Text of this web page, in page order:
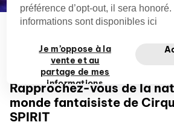
Cirque du Soleil SPIRIT
vous
Highlands d’Écosse.
Rapprochez-vous de la
monde fantaisiste de
SPIRIT
préférence d’opt-out, il sera
informations sont disponibles ici
Je m’oppose à la
vente et au
partage de mes
informations
personnelles
privées